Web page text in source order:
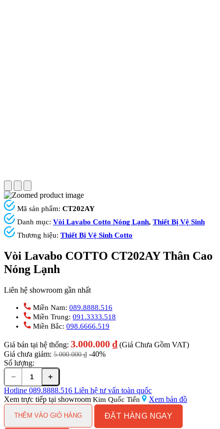
Mã sản phẩm: CT202AY
Danh mục: Vòi Lavabo Cotto Nóng Lạnh, Thiết Bị Vệ Sinh
Thương hiệu: Thiết Bị Vệ Sinh Cotto
Vòi Lavabo COTTO CT202AY Thân Cao
Nóng Lạnh
Liên hệ showroom gần nhất
Miền Nam: 089.8888.516
Miền Trung: 091.3333.518
Miền Bắc: 098.6666.519
Giá bán tại hệ thống: 3.000.000 ₫ (Giá Chưa Gồm VAT)
Giá chưa giảm: 5.000.000₫ -40%
Số lượng:
Lavabo
COTTO
CT202AY
Thân
Cao
−
+
Hotline 089.8888.516 Liên hệ tư vấn toàn quốc
Xem trực tiếp tại showroom Kim Quốc Tiến Xem bản đồ
THÊM VÀO GIỎ HÀNG ĐẶT HÀNG NGAY